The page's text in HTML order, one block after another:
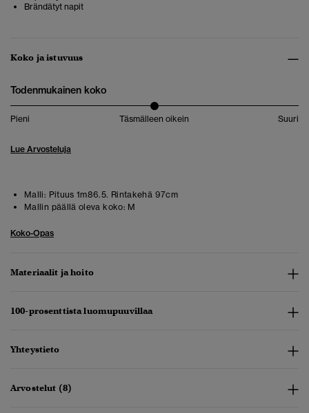
Brändätyt napit
Koko ja istuvuus
Todenmukainen koko
Pieni Täsmälleen oikein Suuri
Lue Arvosteluja
Malli: Pituus 1m86.5. Rintakehä 97cm
Mallin päällä oleva koko: M
Koko-Opas
Materiaalit ja hoito
100-prosenttista luomupuuvillaa
Yhteystieto
Arvostelut (8)